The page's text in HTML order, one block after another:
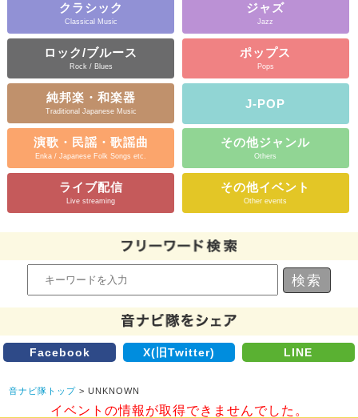
クラシック
Classical Music
ジャズ
Jazz
ロック/ブルース
Rock / Blues
ポップス
Pops
純邦楽・和楽器
Traditional Japanese Music
J-POP
演歌・民謡・歌謡曲
Enka / Japanese Folk Songs etc.
その他ジャンル
Others
ライブ配信
Live streaming
その他イベント
Other events
Facebook X(旧Twitter) LINE
音ナビ隊トップ > UNKNOWN
イベントの情報が取得できませんでした。